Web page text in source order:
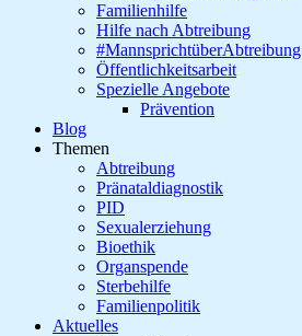
Familienhilfe
Hilfe nach Abtreibung
#MannsprichtüberAbtreibung
Öffentlichkeitsarbeit
Spezielle Angebote
Prävention
Blog
Themen
Abtreibung
Pränataldiagnostik
PID
Sexualerziehung
Bioethik
Organspende
Sterbehilfe
Familienpolitik
Aktuelles